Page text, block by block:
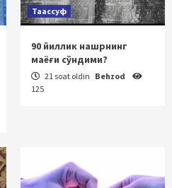
Таассуф
90 йиллик нашрнинг
маёғи сўндими?
21 soat oldin Behzod
125